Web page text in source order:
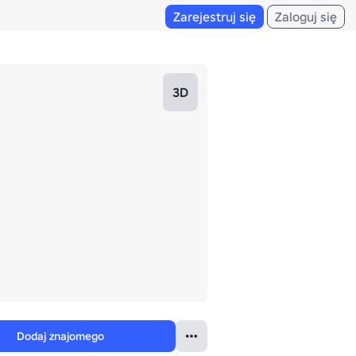
Zarejestruj się Zaloguj się
3D
Dodaj znajomego